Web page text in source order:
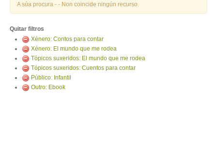
A súa procura - - Non coincide ningún recurso.
Quitar filtros
Xénero: Contos para contar
Xénero: El mundo que me rodea
Tópicos suxeridos: El mundo que me rodea
Tópicos suxeridos: Cuentos para contar
Público: Infantil
Outro: Ebook